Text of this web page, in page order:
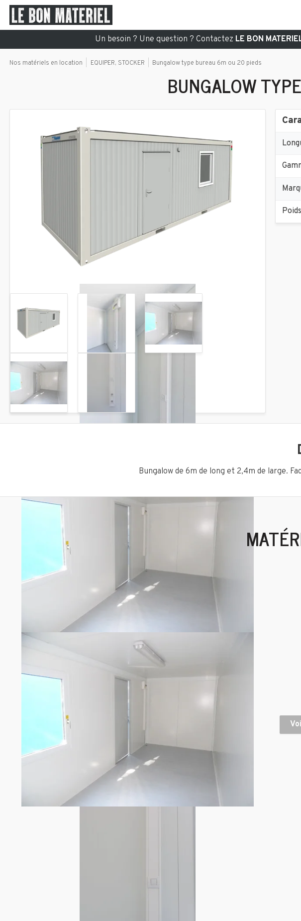
Un besoin ? Une question ? Contactez LE BON
Nos matériels en location EQUIPER, STOCKER Bungalow type bureau 6m ou 20 pieds
BUNGALOW
Poids
Bungalow de 6m de long et 2,4m de large.
Container sécurisé de stockage 2,99 m ou 10 pieds
Container sécurisé de stockage 2,43 m ou 8 pieds